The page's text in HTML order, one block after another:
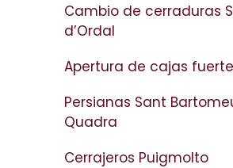
Cambio de cerraduras
d’Ordal
Apertura de cajas
Persianas Sant
Quadra
Cerrajeros Puigmolto